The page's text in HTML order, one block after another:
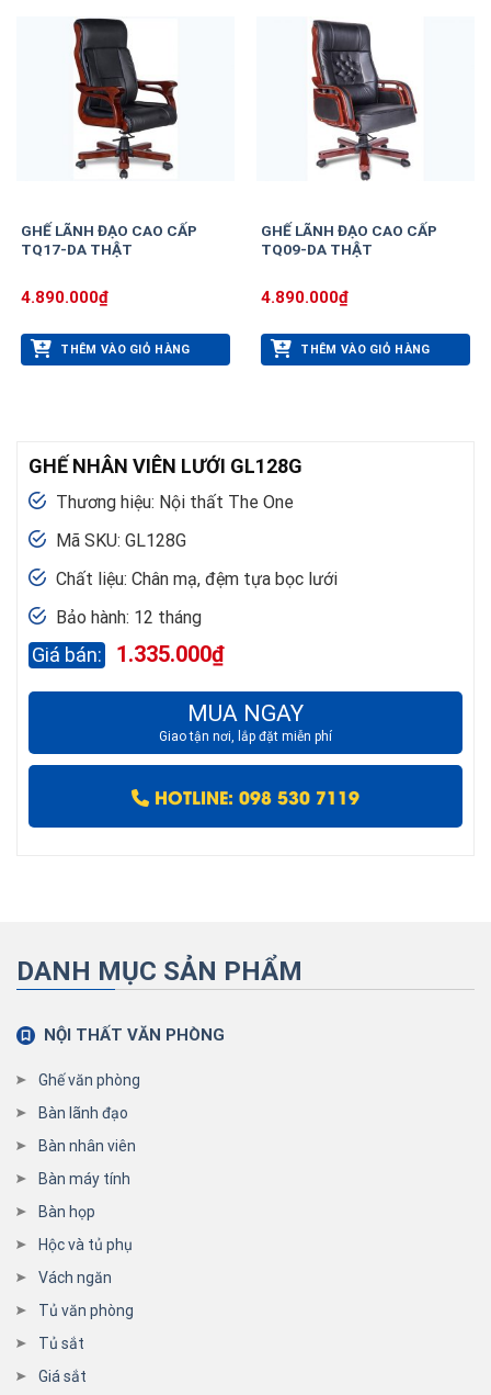
GHẾ LÃNH ĐẠO CAO CẤP
TQ17-DA THẬT
4.890.000₫
THÊM VÀO GIỎ HÀNG
GHẾ LÃNH ĐẠO CAO CẤP
TQ09-DA THẬT
4.890.000₫
THÊM VÀO GIỎ HÀNG
GHẾ NHÂN VIÊN LƯỚI GL128G
Thương hiệu: Nội thất The One
Mã SKU: GL128G
Chất liệu: Chân mạ, đệm tựa bọc lưới
Bảo hành: 12 tháng
1.335.000₫
MUA NGAY
Giao tận nơi, lắp đặt miễn phí
HOTLINE: 098 530 7119
DANH MỤC SẢN PHẨM
NỘI THẤT VĂN PHÒNG
Ghế văn phòng
Bàn lãnh đạo
Bàn nhân viên
Bàn máy tính
Bàn họp
Hộc và tủ phụ
Vách ngăn
Tủ văn phòng
Tủ sắt
Giá sắt